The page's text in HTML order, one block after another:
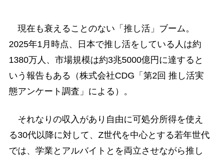
現在も衰えることのない「推し活」ブーム。
2025年1月時点、日本で推し活をしている人は約
1380万人、市場規模は約3兆5000億円に達すると
いう報告もある（株式会社CDG「第2回 推し活実
態アンケート調査」による）。
それなりの収入があり自由に可処分所得を使え
る30代以降に対して、Z世代を中心とする若年世代
では、学業とアルバイトとを両立させながら推し